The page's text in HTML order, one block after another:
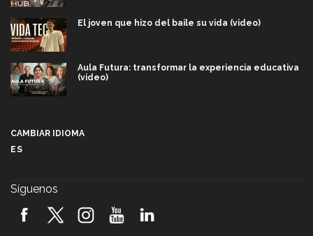
El joven que hizo del baile su vida (video)
Aula Futura: transformar la experiencia educativa
(video)
2026! (video)
CAMBIAR IDIOMA
ES
Síguenos